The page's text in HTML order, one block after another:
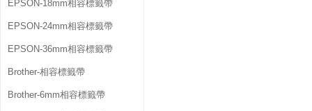
EPSON-18mm相容標籤帶
EPSON-24mm相容標籤帶
EPSON-36mm相容標籤帶
Brother-相容標籤帶
Brother-6mm相容標籤帶